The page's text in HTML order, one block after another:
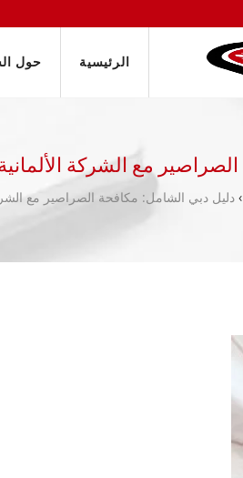
الرئيسية حول
مع الشركة الألمانية
› دليل دبي الشامل: مكافحة الصراصير مع الشركة